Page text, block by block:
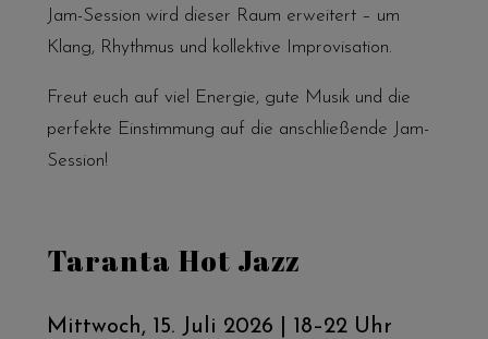
Jam-Session wird dieser Raum erweitert – um
Klang, Rhythmus und kollektive Improvisation.
Freut euch auf viel Energie, gute Musik und die
perfekte Einstimmung auf die anschließende Jam-
Session!
Taranta Hot Jazz
Mittwoch, 15. Juli 2026 | 18–22 Uhr